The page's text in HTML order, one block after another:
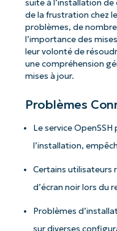
suite à l’installation de
de la frustration chez
problèmes, de
l’importance des
leur volonté de
une compréhension
mises à jour.
Problèmes
Le service
l’installation,
Certains utilisateurs
d’écran noir lors du
Problèmes
sur diverses